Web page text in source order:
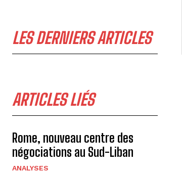
LES DERNIERS ARTICLES
ARTICLES LIÉS
Rome, nouveau centre des
négociations au Sud-Liban
ANALYSES